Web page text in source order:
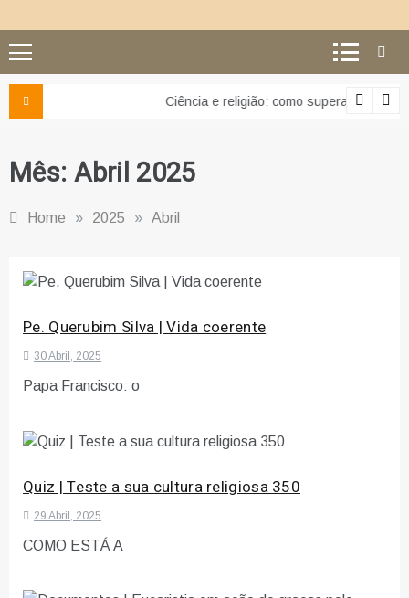
Ciência e religião: como superar o equívoco do conflito
Mês: Abril 2025
Home » 2025 » Abril
Pe. Querubim Silva | Vida coerente
30 Abril, 2025
Papa Francisco: o
Quiz | Teste a sua cultura religiosa 350
29 Abril, 2025
COMO ESTÁ A